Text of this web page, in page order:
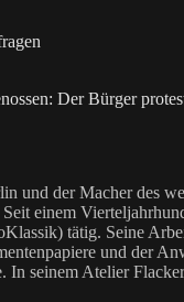
Der Bürger
und der Macher des
einem
tätig. Seine
und der
seinem Atelier